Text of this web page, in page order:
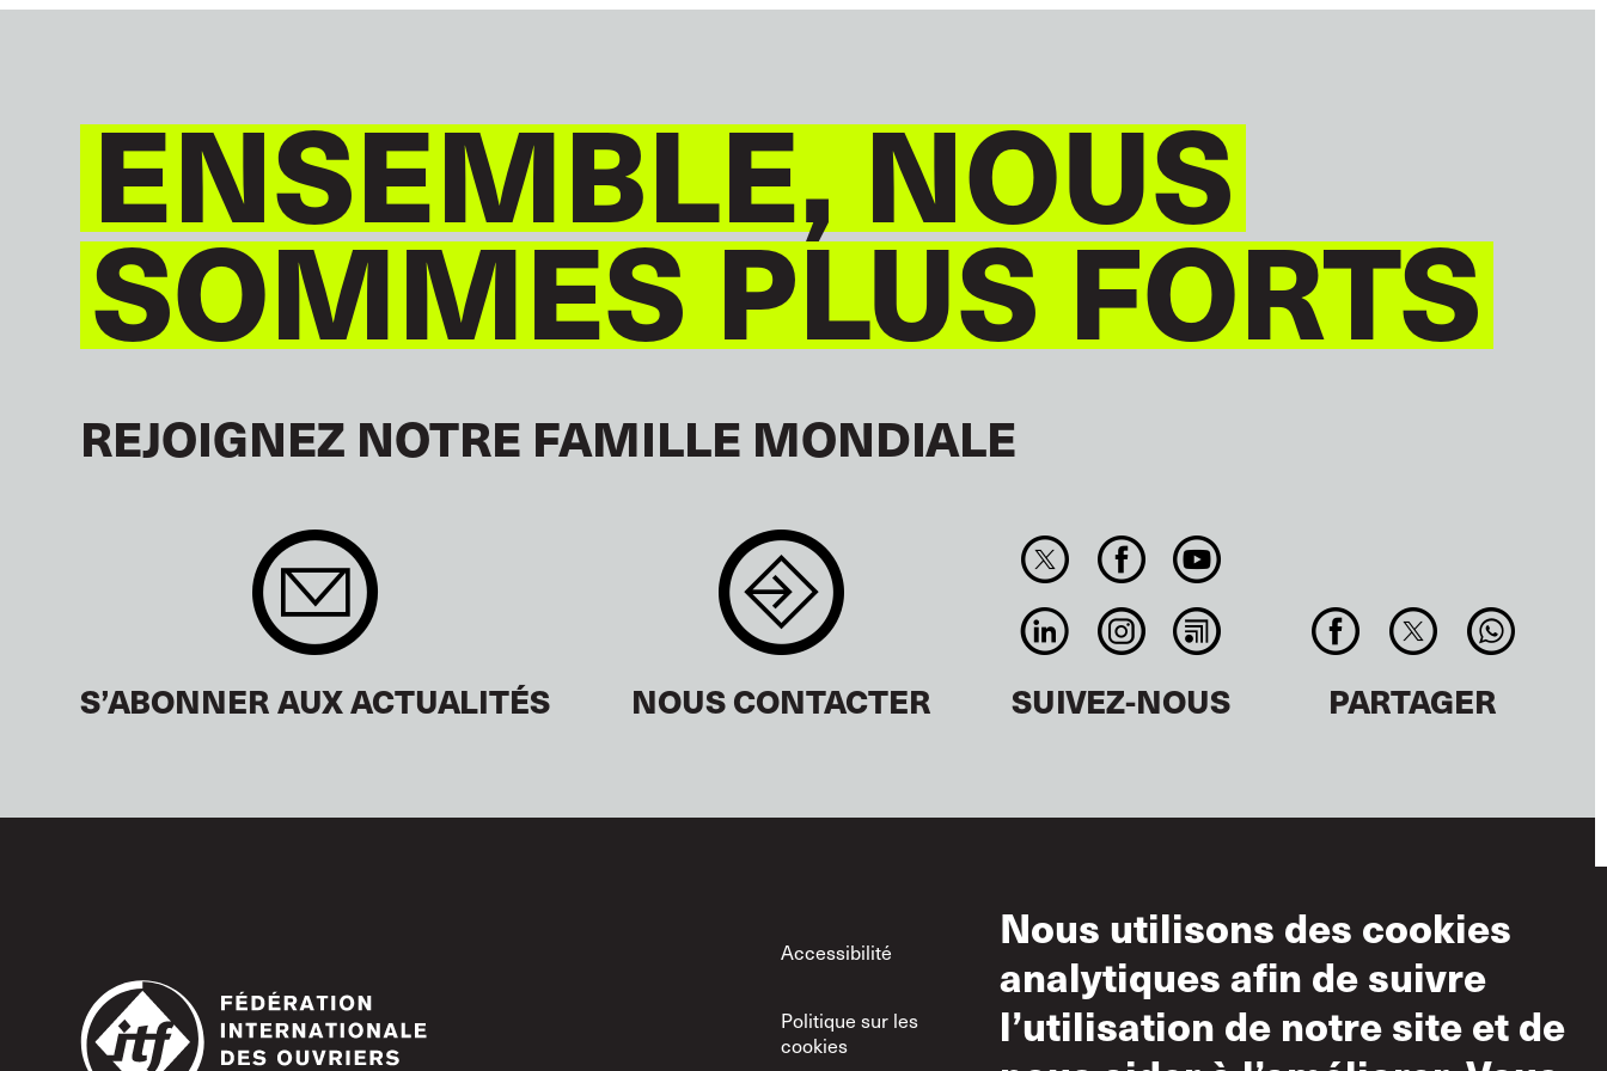
ENSEMBLE, NOUS
SOMMES PLUS FORTS
REJOIGNEZ NOTRE FAMILLE MONDIALE
S’ABONNER AUX ACTUALITÉS NOUS CONTACTER SUIVEZ-NOUS PARTAGER
Footer
Accessibilité
d’utilisation
Politique sur les
cookies
Utilisation acceptable
Nous utilisons des cookies
analytiques afin de suivre
l’utilisation de notre site et de